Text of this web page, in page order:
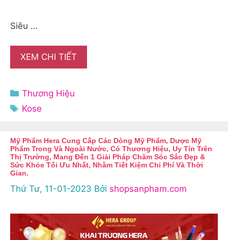
Siêu …
XEM CHI TIẾT
Danh
mục
Thương Hiệu
Thẻ
Kose
Mỹ Phẩm Hera Cung Cấp Các Dòng Mỹ Phẩm, Dược Mỹ
Phẩm Trong Và Ngoài Nước, Có Thương Hiệu, Uy Tín Trên
Thị Trường, Mang Đến 1 Giải Pháp Chăm Sóc Sắc Đẹp &
Sức Khỏe Tối Ưu Nhất, Nhằm Tiết Kiệm Chi Phí Và Thời
Gian.
Thứ Tư, 11-01-2023 Bởi shopsanpham.com